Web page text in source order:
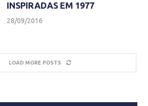
INSPIRADAS EM 1977
28/09/2016
LOAD MORE POSTS